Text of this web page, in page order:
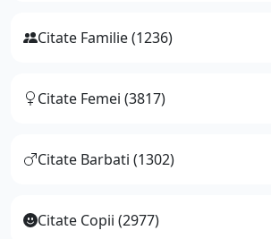
Citate Familie (1236)
Citate Femei (3817)
Citate Barbati (1302)
Citate Copii (2977)